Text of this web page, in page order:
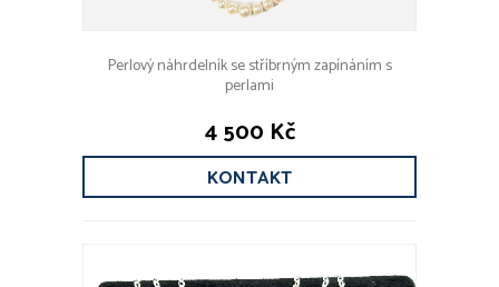
Perlový náhrdelník se stříbrným zapínáním s
perlami
4 500 Kč
KONTAKT